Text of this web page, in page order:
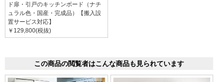
ド扉・引戸のキッチンボード（ナチ
ュラル色・国産・完成品）【搬入設
置サービス対応】
￥129,800(税抜)
この商品の閲覧者はこんな商品も見られています